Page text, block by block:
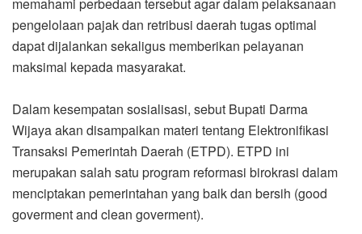
memahami perbedaan tersebut agar dalam pelaksanaan
pengelolaan pajak dan retribusi daerah tugas optimal
dapat dijalankan sekaligus memberikan pelayanan
maksimal kepada masyarakat.
Dalam kesempatan sosialisasi, sebut Bupati Darma
Wijaya akan disampaikan materi tentang Elektronifikasi
Transaksi Pemerintah Daerah (ETPD). ETPD ini
merupakan salah satu program reformasi birokrasi dalam
menciptakan pemerintahan yang baik dan bersih (good
goverment and clean goverment).